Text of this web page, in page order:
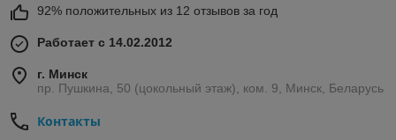
92% положительных из 12 отзывов за год
Работает с 14.02.2012
г. Минск
пр. Пушкина, 50 (цокольный этаж), ком. 9, Минск, Беларусь
Контакты